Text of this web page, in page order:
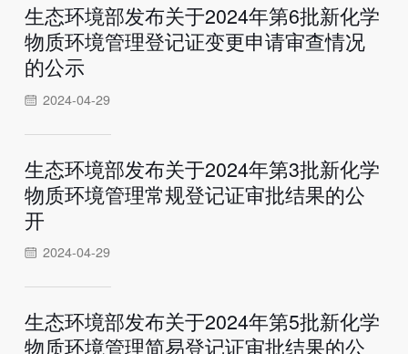
生态环境部发布关于2024年第6批新化学
物质环境管理登记证变更申请审查情况
的公示
2024-04-29
生态环境部发布关于2024年第3批新化学
物质环境管理常规登记证审批结果的公
开
2024-04-29
生态环境部发布关于2024年第5批新化学
物质环境管理简易登记证审批结果的公